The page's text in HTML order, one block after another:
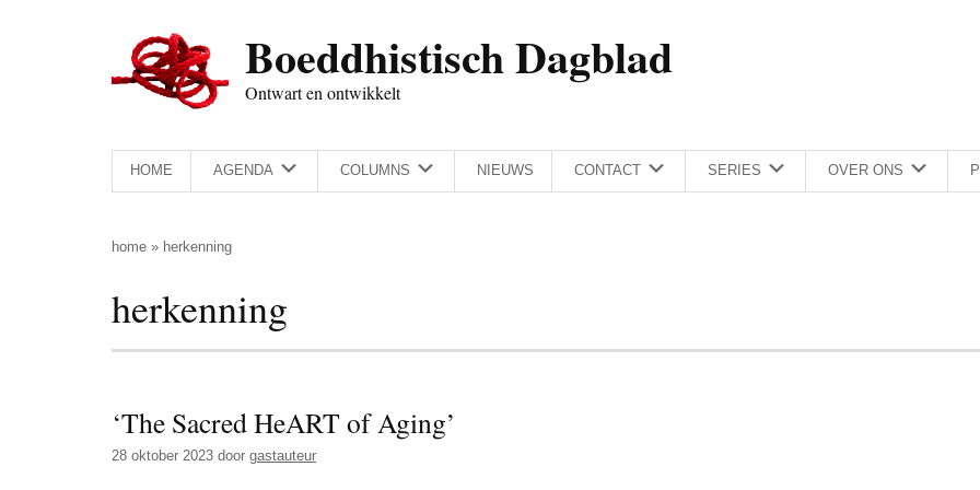
Boeddhistisch Dagblad
Ontwart en ontwikkelt
HOME AGENDA COLUMNS NIEUWS CONTACT SERIES OVER ONS
home » herkenning
herkenning
‘The Sacred HeART of Aging’
28 oktober 2023 door gastauteur